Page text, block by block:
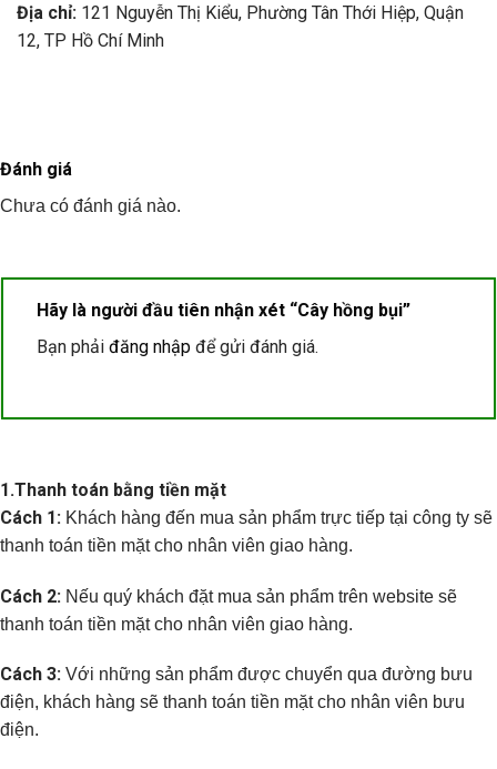
Địa chỉ: 121 Nguyễn Thị Kiểu, Phường Tân Thới Hiệp, Quận
12, TP Hồ Chí Minh
Đánh giá
Chưa có đánh giá nào.
Hãy là người đầu tiên nhận xét “Cây hồng bụi”
Bạn phải đăng nhập để gửi đánh giá.
1.Thanh toán bằng tiền mặt
Cách 1: Khách hàng đến mua sản phẩm trực tiếp tại công ty sẽ
thanh toán tiền mặt cho nhân viên giao hàng.
Cách 2: Nếu quý khách đặt mua sản phẩm trên website sẽ
thanh toán tiền mặt cho nhân viên giao hàng.
Cách 3: Với những sản phẩm được chuyển qua đường bưu
điện, khách hàng sẽ thanh toán tiền mặt cho nhân viên bưu
điện.